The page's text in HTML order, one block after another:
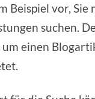
Beispiel vor,
suchen.
einen